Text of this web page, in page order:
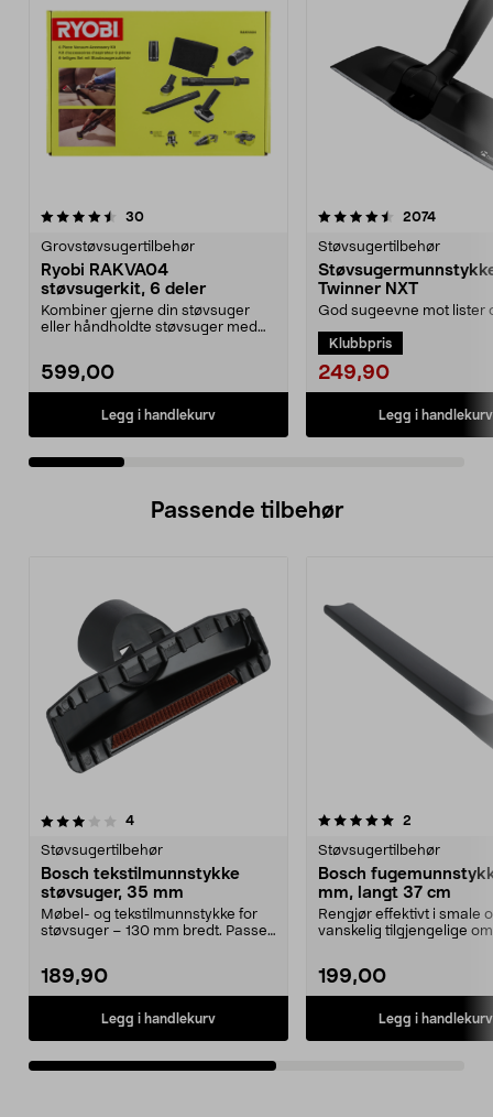
30anmeldelser
Grovstøvsugertilbehør
Ryobi RAKVA04
støvsugerkit, 6 deler
Kombiner gjerne din støvsuger
eller håndholdte støvsuger med
599,00
Legg i handlekurv
4.5 av 5 stjerner 2074
Støvsugertilbehør
Twinner NXT
God sugeevne mot lister
som fungerer på har...
Klubbpris
249,90
Legg i handlekurv
4.0 av 5 stjerner
Passende tilbehør
4anmeldelser
Støvsugertilbehør
Bosch tekstilmunnstykke
støvsuger, 35 mm
Møbel- og tekstilmunnstykke for
støvsuger – 130 mm bredt. Passer
189,90
Legg i handlekurv
5.0av 5 stjerner 2
Støvsugertilbehør
Bosch
mm, langt 37 cm
Rengjør effektivt i smale
vanskelig tilgjengelige
199,00
Legg i handlekurv
5.0av 5 stjerner